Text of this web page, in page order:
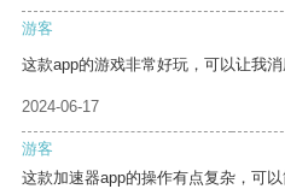
游客
这款app的游戏非常好玩，可以让我消
2024-06-17
游客
这款加速器app的操作有点复杂，可